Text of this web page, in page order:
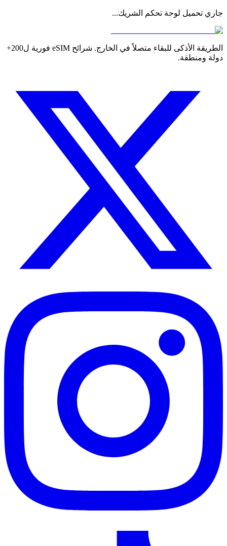
جاري تحميل لوحة تحكم الشريك...
الطريقة الأذكى للبقاء متصلاً في الخارج. شرائح eSIM فورية ل200+
دولة ومنطقة.